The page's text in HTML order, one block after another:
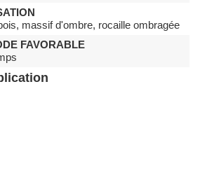
massif d'ombre, rocaille ombragée
FAVORABLE